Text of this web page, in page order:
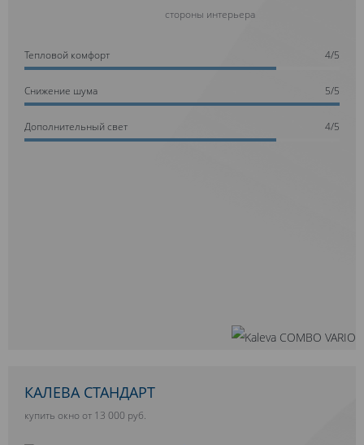
стороны интерьера
Тепловой комфорт 4/5
Cнижение шума 5/5
Дополнительный свет 4/5
КАЛЕВА СТАНДАРТ
купить окно от 13 000 руб.